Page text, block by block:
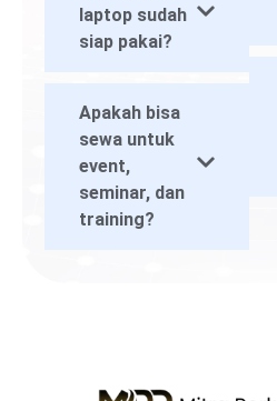
laptop sudah
siap pakai?
Apakah bisa
sewa untuk
event,
seminar, dan
training?